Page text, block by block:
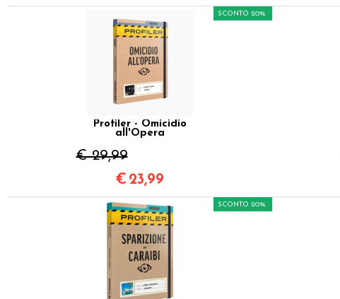
Profiler - Omicidio
all'Opera
€ 29,99
SCONTO 20%
€ 23,99
SCONTO 20%